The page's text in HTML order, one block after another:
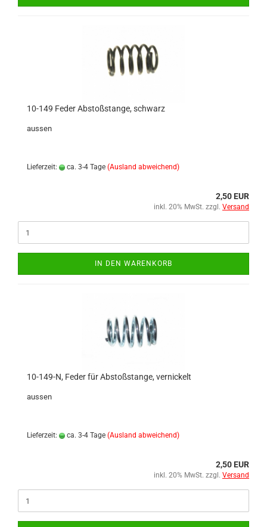
10-149 Feder Abstoßstange, schwarz
aussen
Lieferzeit: ca. 3-4 Tage (Ausland abweichend)
2,50 EUR
inkl. 20% MwSt. zzgl. Versand
IN DEN WARENKORB
10-149-N, Feder für Abstoßstange, vernickelt
aussen
Lieferzeit: ca. 3-4 Tage (Ausland abweichend)
2,50 EUR
inkl. 20% MwSt. zzgl. Versand